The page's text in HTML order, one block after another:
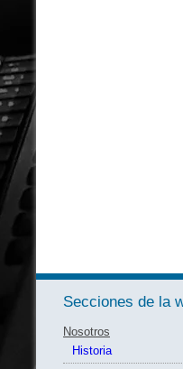
Secciones de la
Nosotros
Historia